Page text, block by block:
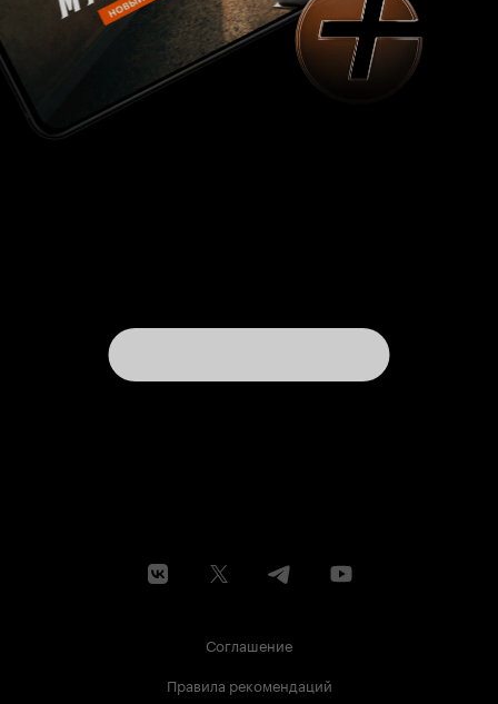
Соглашение
Правила рекомендаций